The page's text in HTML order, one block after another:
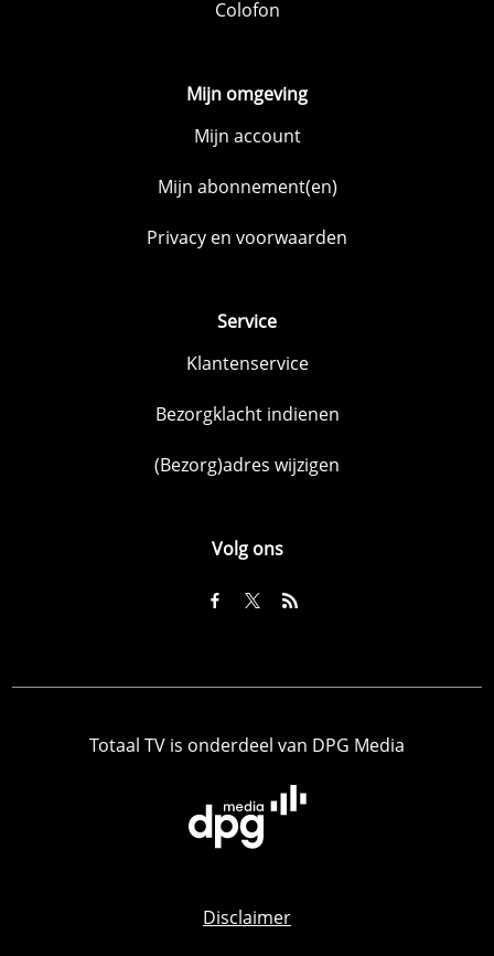
Colofon
Mijn omgeving
Mijn account
Mijn abonnement(en)
Privacy en voorwaarden
Service
Klantenservice
Bezorgklacht indienen
(Bezorg)adres wijzigen
Volg ons
Totaal TV is onderdeel van DPG Media
Disclaimer